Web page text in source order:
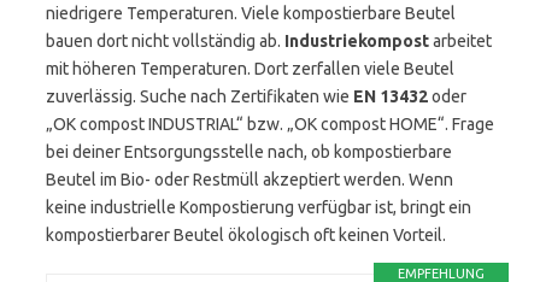
niedrigere Temperaturen. Viele kompostierbare Beutel
bauen dort nicht vollständig ab. Industriekompostarbeitet
mit höheren Temperaturen. Dort zerfallen viele Beutel
zuverlässig. Suche nach Zertifikaten wie EN 13432oder
„OK compost INDUSTRIAL“ bzw. „OK compost HOME“. Frage
bei deiner Entsorgungsstelle nach, ob kompostierbare
Beutel im Bio- oder Restmüll akzeptiert werden. Wenn
keine industrielle Kompostierung verfügbar ist, bringt ein
kompostierbarer Beutel ökologisch oft keinen Vorteil.
EMPFEHLUNG